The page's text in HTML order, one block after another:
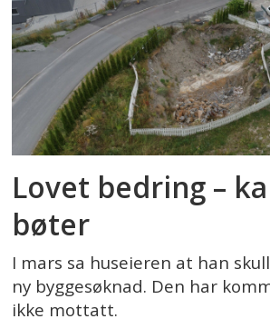
Lovet bedring –
bøter
I mars sa huseieren at han
ny byggesøknad. Den har
ikke mottatt.